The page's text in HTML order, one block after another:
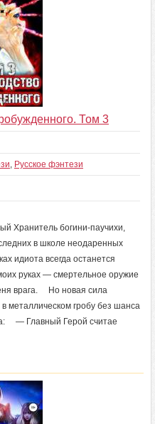
Том 3
, Русское фэнтези
Хранитель богини-паучихи,
в школе неодаренных
идиота всегда останется
руках — смертельное оружие
врага. Но новая сила
металлическом гробу без шанса
— Главный Герой считае